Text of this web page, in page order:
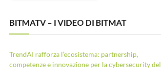
BITMATV – I VIDEO DI BITMAT
TrendAI rafforza l’ecosistema: partnership,
competenze e innovazione per la cybersecurity del